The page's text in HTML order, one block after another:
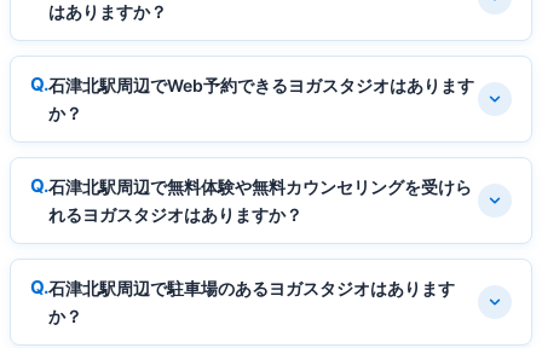
はありますか？
石津北駅周辺でWeb予約できるヨガスタジオはあります
か？
石津北駅周辺で無料体験や無料カウンセリングを受けら
れるヨガスタジオはありますか？
石津北駅周辺で駐車場のあるヨガスタジオはあります
か？